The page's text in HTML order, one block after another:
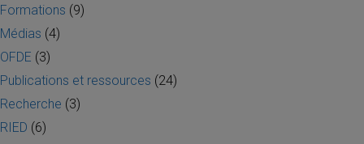
Formations (9)
Médias (4)
OFDE (3)
Publications et ressources (24)
Recherche (3)
RIED (6)